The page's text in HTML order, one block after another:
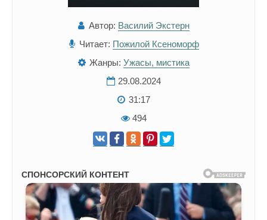
Автор: Василий Экстерн
Читает: Пожилой Ксеноморф
Жанры: Ужасы, мистика
29.08.2024
31:17
494